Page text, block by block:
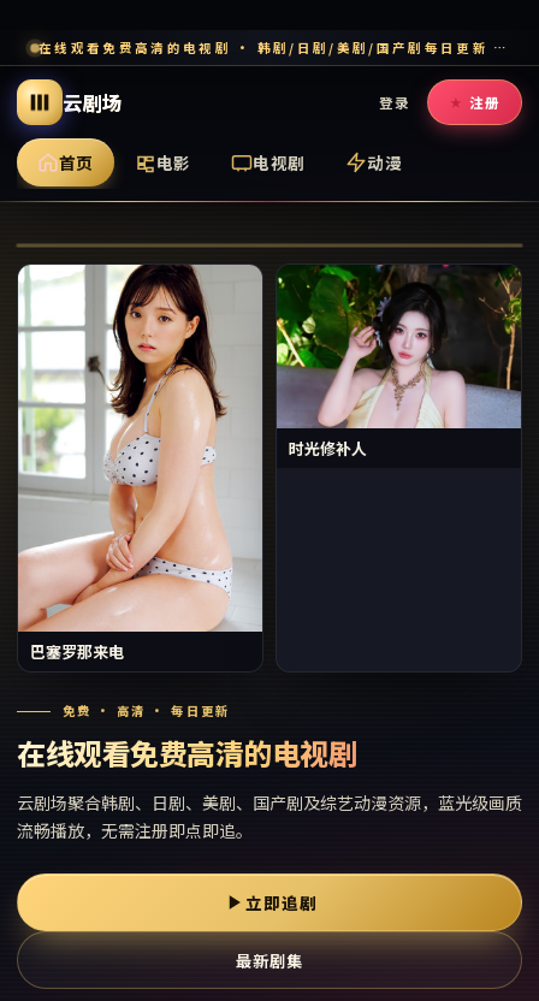
在线观看免费高清的电视剧 · 韩剧/日剧/美剧/国产剧每日更新 · 多端流畅追剧
云剧场
首页 电影 电视剧 动漫
登录 注册
免费 · 高清 · 每日更新
在线观看免费高清的电视剧
云剧场聚合韩剧、日剧、美剧、国产剧及综艺动漫资源，蓝光级画质
流畅播放，无需注册即点即追。
立即追剧
最新剧集
巴塞罗那来电
时光修补人